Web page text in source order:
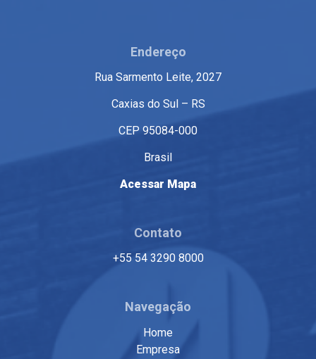
Endereço
Rua Sarmento Leite, 2027
Caxias do Sul – RS
CEP 95084-000
Brasil
Acessar Mapa
Contato
+55 54 3290 8000
Navegação
Home
Empresa